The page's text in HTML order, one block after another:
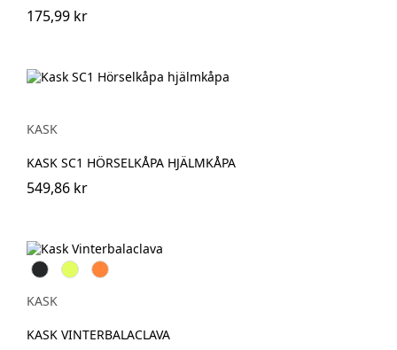
175,99 kr
KASK
KASK SC1 HÖRSELKÅPA HJÄLMKÅPA
549,86 kr
Antracit
Hi-
Vis
Hi-
Vis
KASK
KASK VINTERBALACLAVA